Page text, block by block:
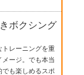
ボクシング
トレーニングを重
ージ。でも本当
も楽しめるスポ